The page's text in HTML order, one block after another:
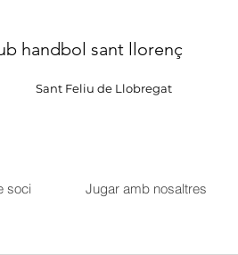
handbol sant llorenç
Sant Feliu de Llobregat
soci Jugar amb nosaltres